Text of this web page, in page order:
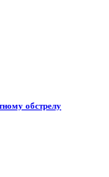
обстрелу